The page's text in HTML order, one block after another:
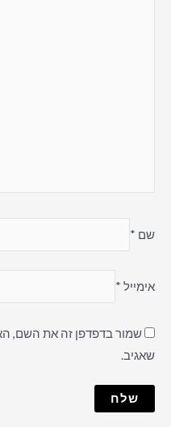
שם *
אימייל *
שמור בדפדפן זה את השם,
שאגיב.